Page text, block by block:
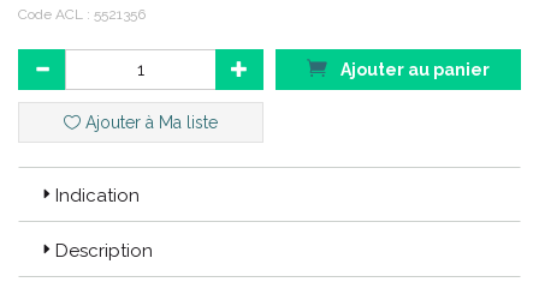
Articulations et muscles :
Le massage des zones sensibles (dos, épaules, hanches,
genoux, coudes…) avec le meilleur des huiles essentielles.
Code EAN : 3760155213560
Code ACL : 5521356
Ajouter au panier
Ajouter à Ma liste
Indication
Description